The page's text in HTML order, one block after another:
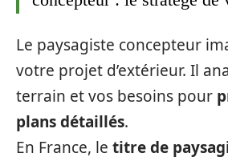
Le paysagiste concepteur
votre projet d’extérieur. Il
terrain et vos besoins pour
plans détaillés.
En France, le titre de